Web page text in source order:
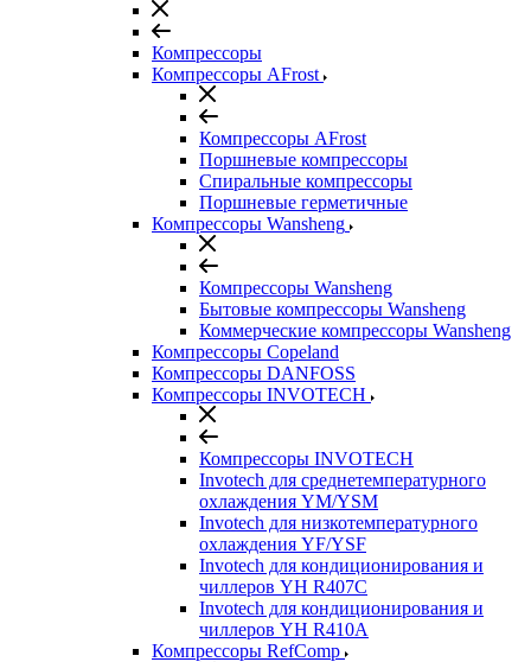
Компрессоры
Компрессоры AFrost
Компрессоры AFrost
Поршневые компрессоры
Спиральные компрессоры
Поршневые герметичные
Компрессоры Wansheng
Компрессоры Wansheng
Бытовые компрессоры Wansheng
Коммерческие компрессоры Wansheng
Компрессоры Copeland
Компрессоры DANFOSS
Компрессоры INVOTECH
Компрессоры INVOTECH
Invotech для среднетемпературного
охлаждения YM/YSM
Invotech для низкотемпературного
охлаждения YF/YSF
Invotech для кондиционирования и
чиллеров YH R407C
Invotech для кондиционирования и
чиллеров YH R410A
Компрессоры RefComp